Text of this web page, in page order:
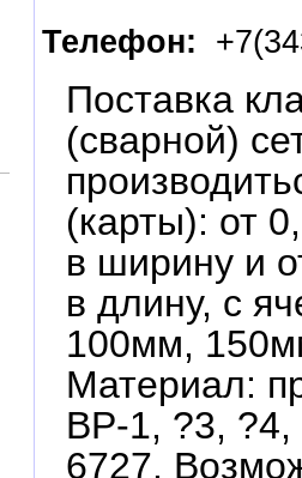
Телефон:
Поставка
(сварной)
(карты): от
в ширину и
в длину, с
100мм,
Материал:
ВР-1, ?3,
6727.